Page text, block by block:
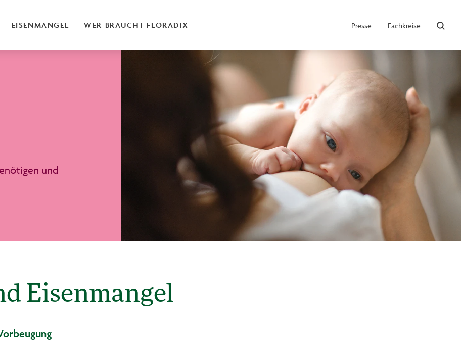
EISENMANGEL WER BRAUCHT FLORADIX Presse Fachkreise
und
Eisenmangel